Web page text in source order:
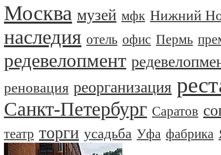
Москва музей мфк Нижний
наследия отель офис Пермь
редевелопмент
реновация реорганизация
Санкт-Петербург Саратов
театр торги усадьба Уфа фабрика